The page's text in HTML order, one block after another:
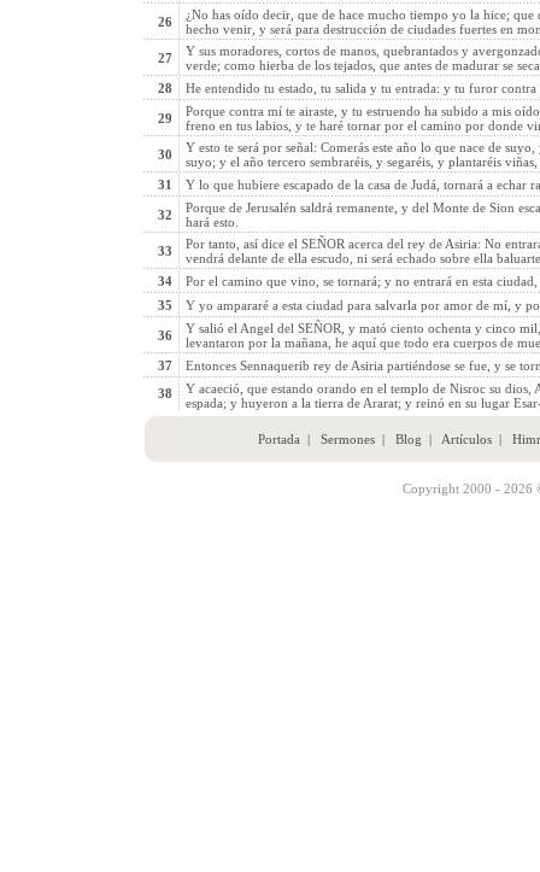
26
¿No has oído decir, que de hace mucho tiempo yo la hice;
hecho venir, y será para destrucción de ciudades fuertes en
27
Y sus moradores, cortos de manos, quebrantados y
verde; como hierba de los tejados, que antes de madurar se
28
He entendido tu estado, tu salida y tu entrada: y tu furor contra
29
Porque contra mí te airaste, y tu estruendo ha subido a mis
freno en tus labios, y te haré tornar por el camino por donde
30
Y esto te será por señal: Comerás este año lo que nace de
suyo; y el año tercero sembraréis, y segaréis, y plantaréis
31
Y lo que hubiere escapado de la casa de Judá, tornará a echar
32
Porque de Jerusalén saldrá remanente, y del Monte de Sion
hará esto.
33
Por tanto, así dice el SEÑOR acerca del rey de Asiria: No
vendrá delante de ella escudo, ni será echado sobre ella
34
Por el camino que vino, se tornará; y no entrará en esta
35
Y yo ampararé a esta ciudad para salvarla por amor de mí, y
36
Y salió el Angel del SEÑOR, y mató ciento ochenta y cinco
levantaron por la mañana, he aquí que todo era cuerpos de
37
Entonces Sennaquerib rey de Asiria partiéndose se fue, y se
38
Y acaeció, que estando orando en el templo de Nisroc su dios,
espada; y huyeron a la tierra de Ararat; y reinó en su lugar
Portada | Sermones| Blog | Artículos|
Copyright 2000 - 2026